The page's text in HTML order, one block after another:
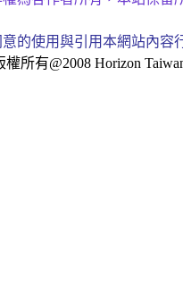
的使用與引用本網站內
權所有@2008 Horizon